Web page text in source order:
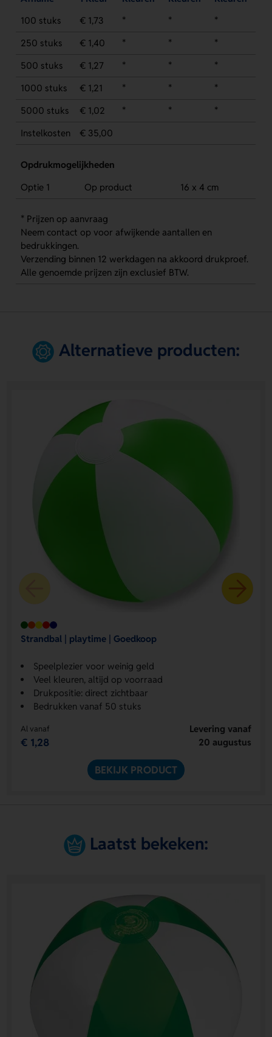
100 stuks
€ 1,73 * *
*
250 stuks
€ 1,40 * *
*
500 stuks
€ 1,27 * *
*
1000 stuks
€ 1,21 * *
*
5000 stuks
€ 1,02 * *
*
Instelkosten
€ 35,00
Opdrukmogelijkheden
Optie 1
Op product 16 x 4 cm
* Prijzen op aanvraag
Neem contact op voor afwijkende aantallen en
bedrukkingen.
Verzending binnen 12 werkdagen na akkoord drukproef.
Alle genoemde prijzen zijn exclusief BTW.
Alternatieve producten:
Strandbal | playtime | Goedkoop
Speelplezier voor weinig geld
Veel kleuren, altijd op voorraad
Drukpositie: direct zichtbaar
Bedrukken vanaf 50 stuks
Al vanaf
€ 1,28
Levering vanaf
20 augustus
BEKIJK PRODUCT
Laatst bekeken: